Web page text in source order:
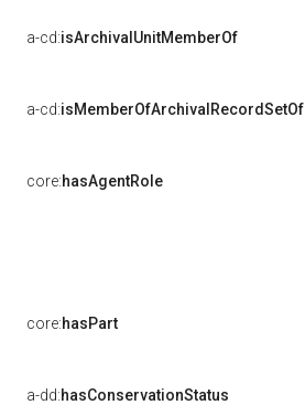
a-cd:isArchivalUnitMemberOf
a-cd:isMemberOfArchivalRecordSetOf
core:hasAgentRole
core:hasPart
a-dd:hasConservationStatus